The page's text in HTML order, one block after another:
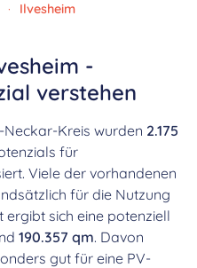
· Ilvesheim
-
verstehen
Neckar-Kreis wurden 2.175
für
Viele der vorhandenen
für die Nutzung
sich eine potenziell
190.357 qm. Davon
gut für eine PV-